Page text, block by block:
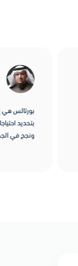
بورتالس هي
بتحديد
ونجح في